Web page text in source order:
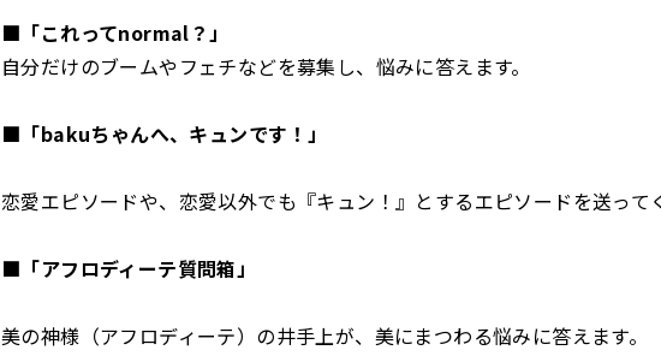
■「これってnormal？」
自分だけのブームやフェチなどを募集し、悩みに答えます。
■「bakuちゃんへ、キュンです！」
恋愛エピソードや、恋愛以外でも『キュン！』とするエピソードを送って
■「アフロディーテ質問箱」
美の神様（アフロディーテ）の井手上が、美にまつわる悩みに答えます。